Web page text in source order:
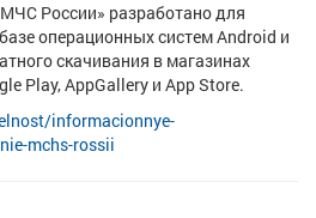
России» разработано для
операционных систем Android и
скачивания в магазинах
Play, AppGallery и App Store.
informacionnye-
mchs-rossii